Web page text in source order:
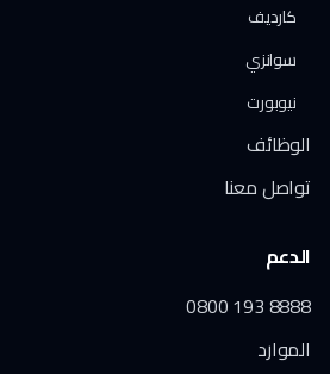
كارديف
سوانزي
نيوبورت
الوظائف
تواصل معنا
الدعم
0800 193 8888
الموارد